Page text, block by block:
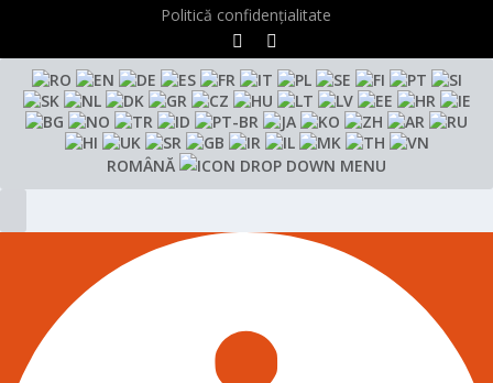
Politică confidențialitate
ROMÂNĂ